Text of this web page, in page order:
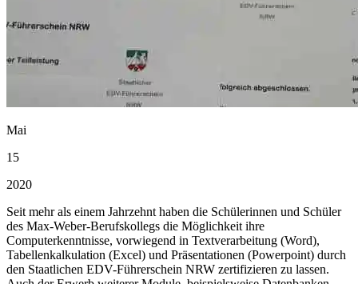
Mai
15
2020
Seit mehr als einem Jahrzehnt haben die Schülerinnen und Schüler
des Max-Weber-Berufskollegs die Möglichkeit ihre
Computerkenntnisse, vorwiegend in Textverarbeitung (Word),
Tabellenkalkulation (Excel) und Präsentationen (Powerpoint) durch
den Staatlichen EDV-Führerschein NRW zertifizieren zu lassen.